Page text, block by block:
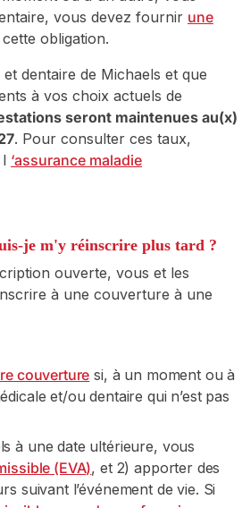
jusqu’à 250 000 $ par
aucune
déclaration d’intérêtn’est
d’intérêtest requise pour les
000 $).
ou y renoncer.
jusqu’à 250 000 $, par
avoir à fournir de
vous devez fournir une
obligation.
dentaire de Michaels et que
à vos choix actuels de
seront maintenues au(x)
. Pour consulter ces taux,
l ‘assurance maladie
je m'y réinscrire plus tard ?
ouverte, vous et les
à une couverture à une
couverture si, à un moment ou à
et/ou dentaire qui n’est pas
à une date ultérieure, vous
(EVA), et 2) apporter des
suivant l’événement de vie. Si